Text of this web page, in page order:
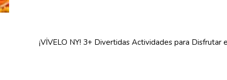
¡VÍVELO NY! 3+ Divertidas Actividadespara Disfrutar